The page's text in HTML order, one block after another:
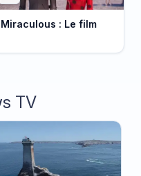
Miraculous : Le film
TV